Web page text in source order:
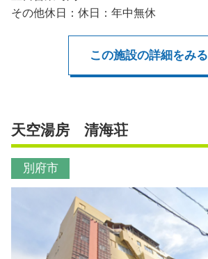
その他休日：休日：年中無休
この施設の詳細をみる
天空湯房 清海荘
別府市